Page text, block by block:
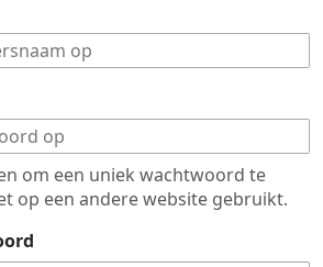
om een uniek wachtwoord te
op een andere website gebruikt.